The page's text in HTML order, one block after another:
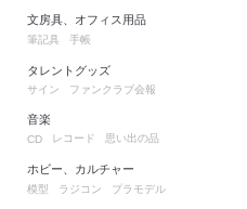
文房具、オフィス用品
筆記具 手帳
タレントグッズ
サイン ファンクラブ会報
音楽
CD レコード 思い出の品
ホビー、カルチャー
模型 ラジコン プラモデル